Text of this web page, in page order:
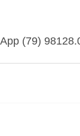
(79)